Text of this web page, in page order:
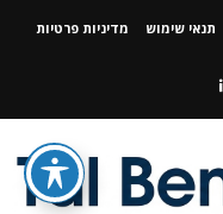
תנאי שימוש
מדיניות פרטיות